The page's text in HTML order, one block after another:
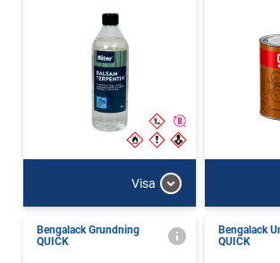
Visa
Bengalack Grundning
QUICK
Bengalack
QUICK